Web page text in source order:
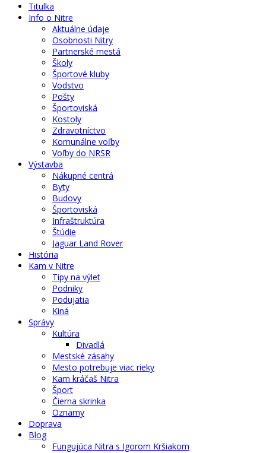
Titulka
Info o Nitre
Aktuálne údaje
Osobnosti Nitry
Partnerské mestá
Školy
Športové kluby
Vodstvo
Pošty
Športoviská
Kostoly
Zdravotníctvo
Komunálne voľby
Voľby do NRSR
Výstavba
Nákupné centrá
Byty
Budovy
Športoviská
Infraštruktúra
Štúdie
Jaguar Land Rover
História
Kam v Nitre
Tipy na výlet
Podniky
Podujatia
Kiná
Správy
Kultúra
Divadlá
Mestské zásahy
Mesto potrebuje viac rieky
Kam kráčaš Nitra
Šport
Čierna skrinka
Oznamy
Doprava
Blog
Fungujúca Nitra s Igorom Kršiakom